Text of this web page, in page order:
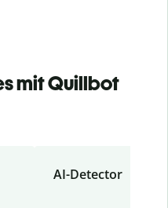
mit Quillbot
AI-Detector